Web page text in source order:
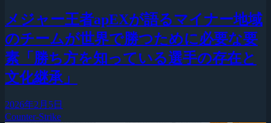
メジャー王者apEXが語るマイナー地域
のチームが世界で勝つために必要な要
素「勝ち方を知っている選手の存在と
文化継承」
2026年2月5日
Counter-Strike